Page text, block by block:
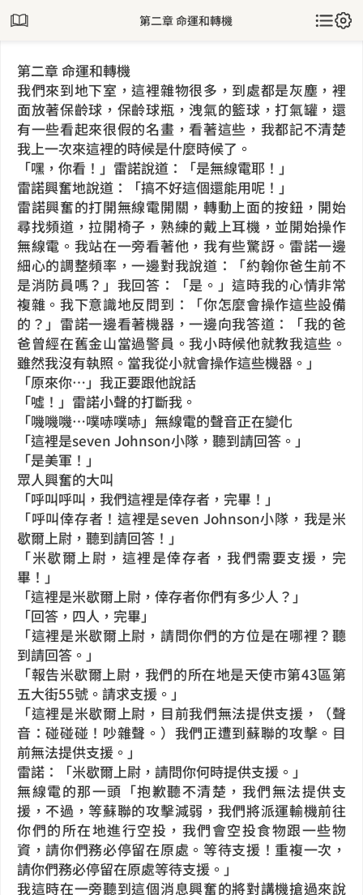
第二章 命運和轉機
第二章 命運和轉機
我們來到地下室，這裡雜物很多，到處都是灰塵，裡
面放著保齡球，保齡球瓶，洩氣的籃球，打氣罐，還
有一些看起來很假的名畫，看著這些，我都記不清楚
我上一次來這裡的時候是什麼時候了。
「嘿，你看！」雷諾說道：「是無線電耶！」
雷諾興奮地說道：「搞不好這個還能用呢！」
雷諾興奮的打開無線電開關，轉動上面的按鈕，開始
尋找頻道，拉開椅子，熟練的戴上耳機，並開始操作
無線電。我站在一旁看著他，我有些驚訝。雷諾一邊
細心的調整頻率，一邊對我說道：「約翰你爸生前不
是消防員嗎？」我回答：「是。」這時我的心情非常
複雜。我下意識地反問到：「你怎麼會操作這些設備
的？」雷諾一邊看著機器，一邊向我答道：「我的爸
爸曾經在舊金山當過警員。我小時候他就教我這些。
雖然我沒有執照。當我從小就會操作這些機器。」
「原來你…」我正要跟他說話
「噓！」雷諾小聲的打斷我。
「嘰嘰嘰…噗哧噗哧」無線電的聲音正在變化
「這裡是seven Johnson小隊，聽到請回答。」
「是美軍！」
眾人興奮的大叫
「呼叫呼叫，我們這裡是倖存者，完畢！」
「呼叫倖存者！這裡是seven Johnson小隊，我是米
歇爾上尉，聽到請回答！」
「米歇爾上尉，這裡是倖存者，我們需要支援，完
畢！」
「這裡是米歇爾上尉，倖存者你們有多少人？」
「回答，四人，完畢」
「這裡是米歇爾上尉，請問你們的方位是在哪裡？聽
到請回答。」
「報告米歇爾上尉，我們的所在地是天使市第43區第
五大街55號。請求支援。」
「這裡是米歇爾上尉，目前我們無法提供支援，（聲
音：碰碰碰！吵雜聲。）我們正遭到蘇聯的攻擊。目
前無法提供支援。」
雷諾：「米歇爾上尉，請問你何時提供支援。」
無線電的那一頭「抱歉聽不清楚，我們無法提供支
援，不過，等蘇聯的攻擊減弱，我們將派運輸機前往
你們的所在地進行空投，我們會空投食物跟一些物
資，請你們務必停留在原處。等待支援！重複一次，
請你們務必停留在原處等待支援。」
我這時在一旁聽到這個消息興奮的將對講機搶過來說